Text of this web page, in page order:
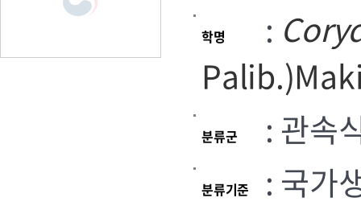
학명 :
분류군 : 관속
분류기준 : 국가